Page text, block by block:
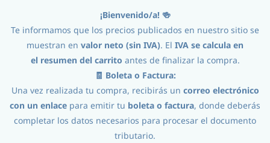
¡Bienvenido/a! 🍻
Te informamos que los precios publicados en nuestro sitio se
muestran en valor neto (sin IVA). El IVA se calcula en
el resumen del carrito antes de finalizar la compra.
🧾 Boleta o Factura:
Una vez realizada tu compra, recibirás un correo electrónico
con un enlace para emitir tu boleta o factura, donde deberás
completar los datos necesarios para procesar el documento
tributario.